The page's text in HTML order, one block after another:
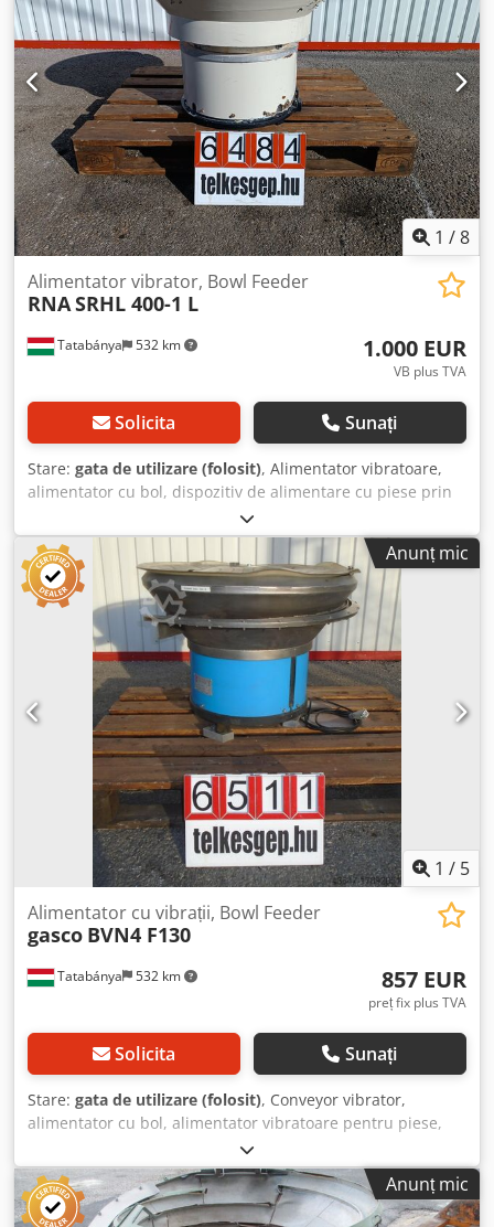
1 /8
Tatabánya 532 km
Alimentator vibrator, Bowl Feeder
RNASRHL 400-1 L
1.000 EUR
VB plus TVA
Solicita Sunați
Stare: gata de utilizare (folosit), Alimentator vibratoare,
alimentator cu bol, dispozitiv de alimentare cu piese prin
vibrații, utilaj second-hand Producător: RNA Model: SRHL
400-1 L Dimensiuni generale: 730 x 730 x 540 mm Crjdpfx
Aou Hkr Nsbhsf Greutate: 155 kg Date electrice: 230V; 5,7A
Dimensiune bol: 310 - 640 mm
Anunț mic
1 / 5
Tatabánya 532 km
Alimentator cu vibrații, Bowl Feeder
gasco BVN4 F130
857 EUR
preț fix plus TVA
Solicita Sunați
Stare: gata de utilizare (folosit), Conveyor vibrator,
alimentator cu bol, alimentator vibratoare pentru piese,
utilaj second-hand Producător: Gasco Tip: BVN4 F130
Dimensiuni generale: 750x750x600 mm Credpfx Abevca
Axohsf Dimensiuni bol: diametru 700x22 mm Date
electrice: 230V; 2,5A; 575W Fără panou de comandă
Anunț mic